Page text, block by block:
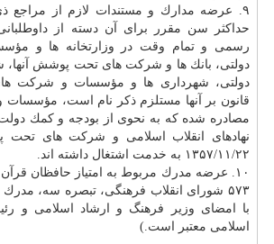
۹. عرضه مدارك و مستندات لازم از مراجع
حداكثر سن مقرر برای آن دسته از
رسمی و تمام وقت در وزارتخانه ها و
دولتی، بانك ها و شركت های تحت پوشش
دولتی، شهرداری ها و مؤسسات و شركت
قانون بر آنها مستلزم ذكر نام است،
مصادره شده كه به نحوی از بودجه و كمك دولت
نهادهای انقلاب اسلامی و شركت های تحت
۲۲/‏۱۱/‏۱۳۵۷‬ به خدمت اشتغال داشته اند.
۱۰. عرضه مدرك مربوط به امتیاز حافظان
۵۷۳ شورای انقلاب فرهنگی، تبصره سه،
با امضای وزیر فرهنگ و ارشاد اسلامی و
اسلامی معتبر است.)